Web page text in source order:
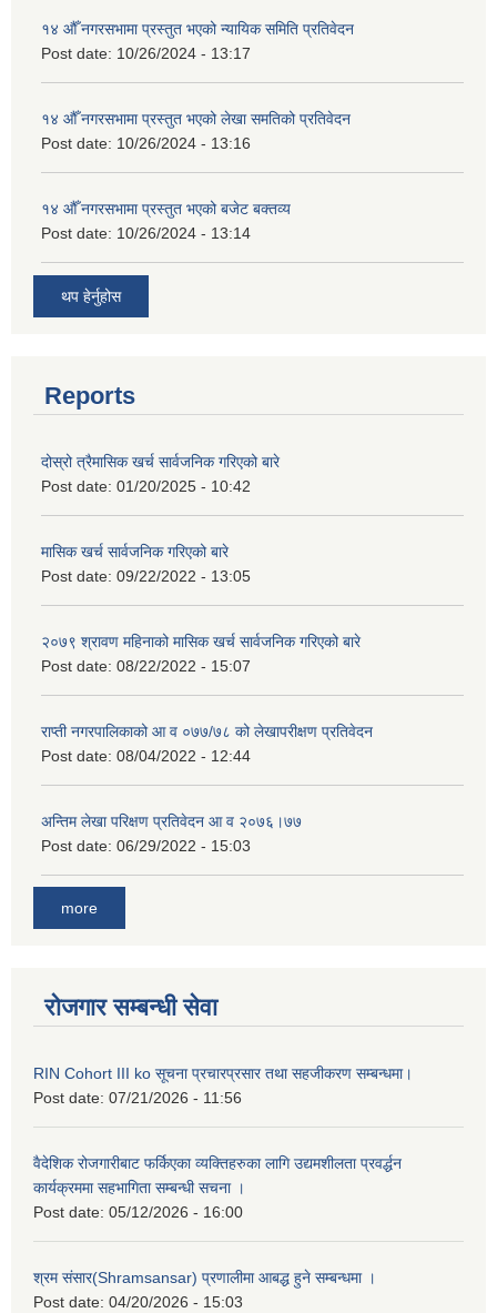
१४ औँ नगरसभामा प्रस्तुत भएको न्यायिक समिति प्रतिवेदन
Post date: 10/26/2024 - 13:17
१४ औँ नगरसभामा प्रस्तुत भएको लेखा समतिको प्रतिवेदन
Post date: 10/26/2024 - 13:16
१४ औँ नगरसभामा प्रस्तुत भएको बजेट बक्तव्य
Post date: 10/26/2024 - 13:14
थप हेर्नुहोस
Reports
दोस्रो त्रैमासिक खर्च सार्वजनिक गरिएको बारे
Post date: 01/20/2025 - 10:42
मासिक खर्च सार्वजनिक गरिएको बारे
Post date: 09/22/2022 - 13:05
२०७९ श्रावण महिनाको मासिक खर्च सार्वजनिक गरिएको बारे
Post date: 08/22/2022 - 15:07
राप्ती नगरपालिकाको आ व ०७७/७८ को लेखापरीक्षण प्रतिवेदन
Post date: 08/04/2022 - 12:44
अन्तिम लेखा परिक्षण प्रतिवेदन आ व २०७६।७७
Post date: 06/29/2022 - 15:03
more
रोजगार सम्बन्धी सेवा
RIN Cohort III ko सूचना प्रचारप्रसार तथा सहजीकरण सम्बन्धमा।
Post date: 07/21/2026 - 11:56
वैदेशिक रोजगारीबाट फर्किएका व्यक्तिहरुका लागि उद्यमशीलता प्रवर्द्धन
कार्यक्रममा सहभागिता सम्बन्धी सचना ।
Post date: 05/12/2026 - 16:00
श्रम संसार(Shramsansar) प्रणालीमा आबद्ध हुने सम्बन्धमा ।
Post date: 04/20/2026 - 15:03